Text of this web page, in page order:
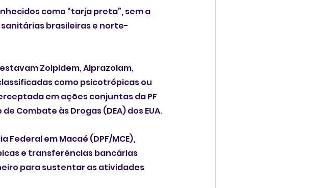
como “tarja preta”, sem a
brasileiras e norte-
Zolpidem, Alprazolam,
como psicotrópicas ou
em ações conjuntas da PF
Combate às Drogas (DEA) dos EUA.
em Macaé (DPF/MCE),
e transferências bancárias
para sustentar as atividades